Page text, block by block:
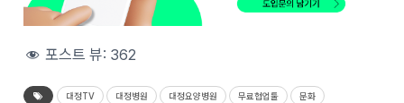
포스트 뷰: 362
대정TV 대정병원 대정요양병원 무료협업툴 문화